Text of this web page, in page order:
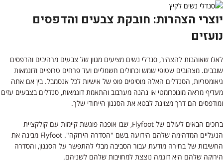
יוצרי הצהרות: חובקת צבעים והדפסים
נועזים
לאלו שאוהבות להצהיר, סנדלי נשים מציעים מגוון של צבעים מרהיבים והדפסים
שובבים. מצהובים שטופי שמש וכחולים חשמליים ועד פרחים טרופיים ודוגמאות
גיאומטריות, הסנדלים האלה מוסיפים פופ של אישיות לכל אנסמבל. בין אם אתה
מעדיף מראה מונוכרומטי או נהנה מערבוב והתאמת דוגמאות, סנדלים בצבעים עזים
ומודפסים הם דרך מצוינת לבטא את הסגנון הייחודי שלך.
ברוכים הבאים לעולם של Flyfoot, שבו אופנה פוגשת קיימות עם קולקציית
הנעליים המדהימה שלהם הידועה בשם "הסדרה הירוקה". Flyfoot מבינה את
החשיבות של בחירה מודעת עבור הסביבה מבלי להתפשר על הסגנון, והסדרה
הירוקה שלהם היא דוגמה נוצצת למחויבות שלהם לשניהם.